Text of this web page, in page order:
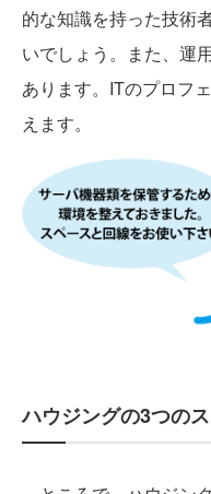
的な知識を持った技術
いでしょう。また、運
あります。ITのプロフ
えます。
ハウジングの3つの